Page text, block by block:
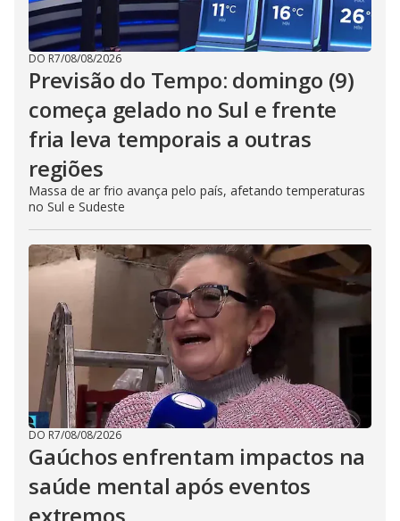
DO R7/08/08/2026
Previsão do Tempo: domingo (9)
começa gelado no Sul e frente
fria leva temporais a outras
regiões
Massa de ar frio avança pelo país, afetando temperaturas
no Sul e Sudeste
DO R7/08/08/2026
Gaúchos enfrentam impactos na
saúde mental após eventos